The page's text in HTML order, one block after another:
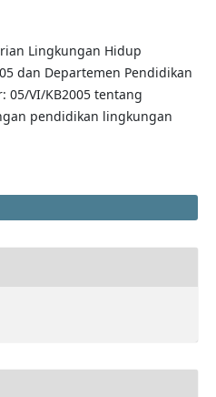
Lingkungan Hidup
dan Departemen Pendidikan
05/VI/KB2005 tentang
pendidikan lingkungan